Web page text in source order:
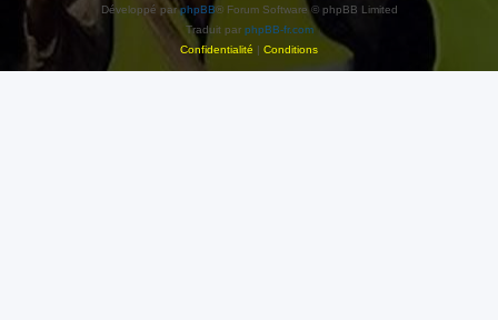
Développé parphpBB® Forum Software © phpBB Limited
Traduit par phpBB-fr.com
Confidentialité | Conditions